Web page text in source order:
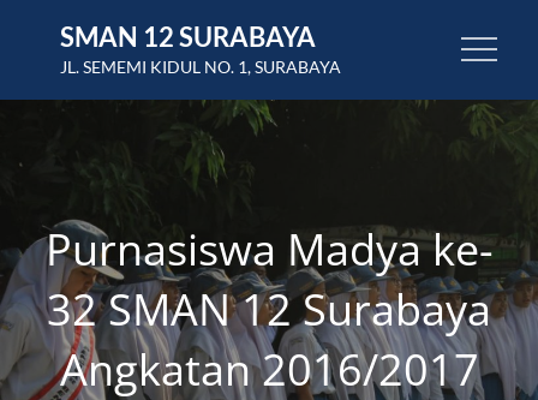
SMAN 12 SURABAYA
JL. SEMEMI KIDUL NO. 1, SURABAYA
Purnasiswa Madya ke-
32 SMAN 12 Surabaya
Angkatan 2016/2017